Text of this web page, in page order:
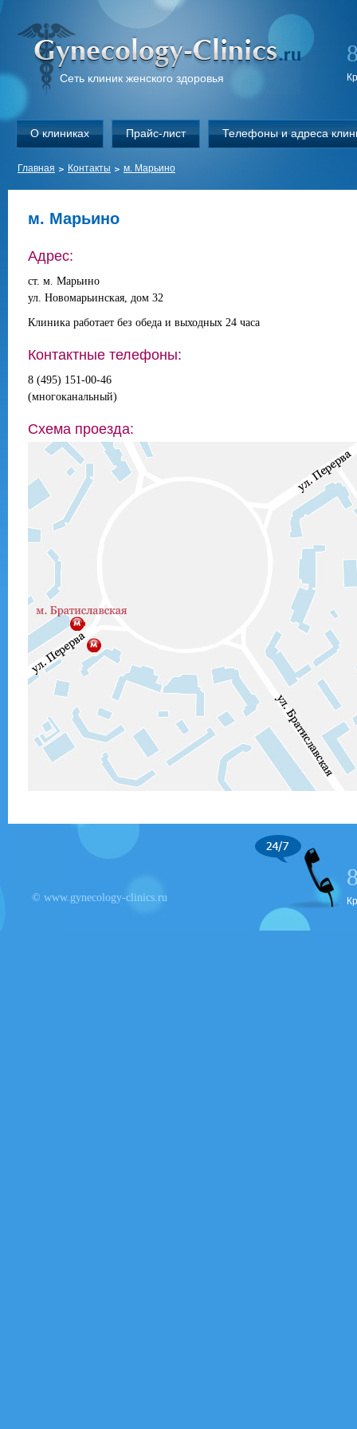
Сеть клиник женского здоровья
О клиниках Прайс-лист Телефоны и адреса
Главная Контакты м. Марьино
м. Марьино
Адрес:
ст. м. Марьино
ул. Новомарьинская, дом 32
Клиника работает без обеда и выходных 24 часа
Контактные телефоны:
8 (495) 151-00-46
(многоканальный)
Схема проезда:
© www.gynecology-clinics.ru